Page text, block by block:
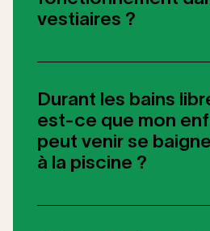
vestiaires ?
Durant les bains
est-ce que mon
peut venir se
à la piscine ?